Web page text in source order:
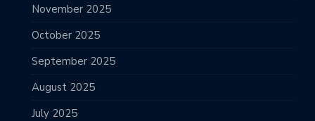
November 2025
October 2025
September 2025
August 2025
July 2025